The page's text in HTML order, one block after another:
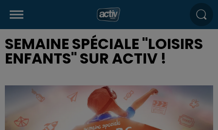
SEMAINE SPÉCIALE "LOISIRS
ENFANTS" SUR ACTIV !